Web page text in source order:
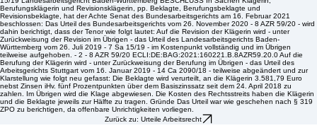
Zurück zu: Urteile Arbeitsrecht